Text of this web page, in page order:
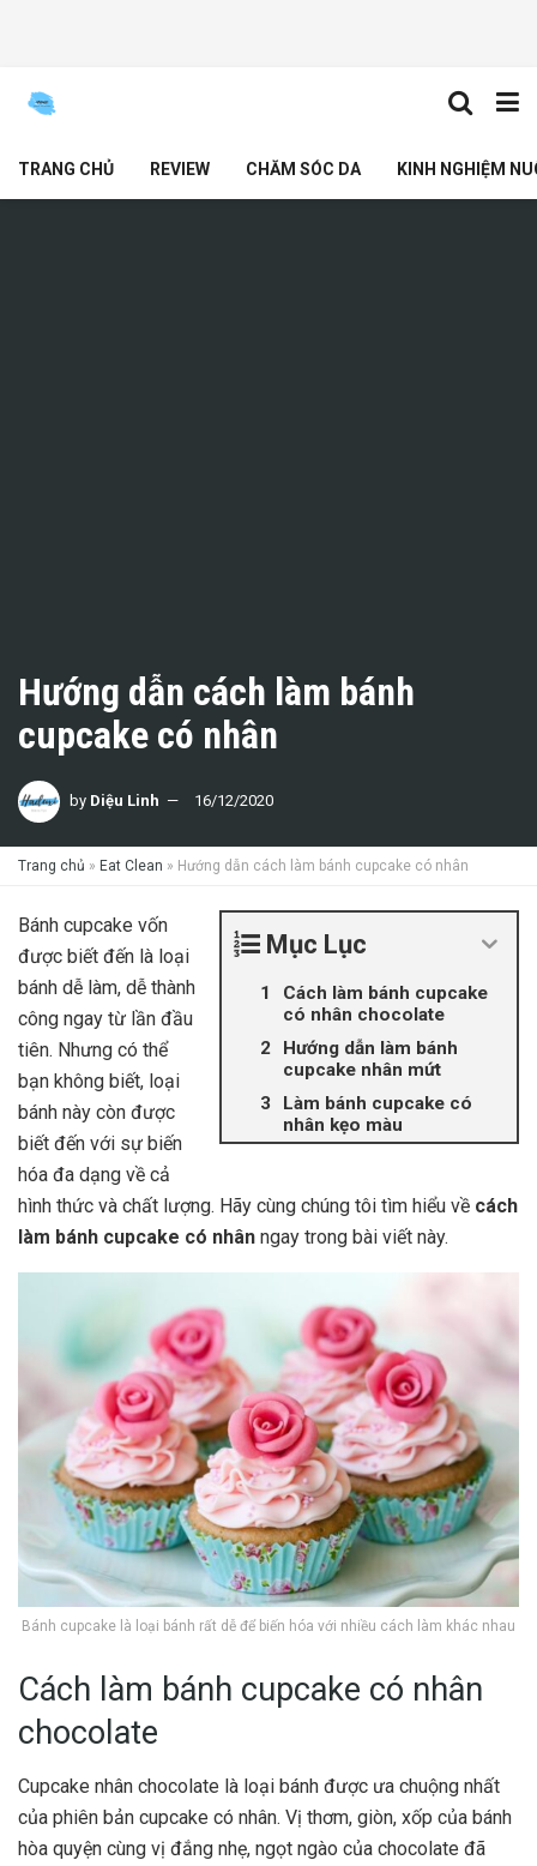
TRANG CHỦ REVIEW CHĂM SÓC DA KINH NGHIỆM
Hướng dẫn cách làm bánh
cupcake có nhân
by Diệu Linh 16/12/2020
Trang chủ » Eat Clean » Hướng dẫn cách làm bánh cupcake có nhân
Mục Lục
Cách làm bánh cupcake
có nhân chocolate
Hướng dẫn làm bánh
cupcake nhân mứt
Làm bánh cupcake có
nhân kẹo màu
Bánh cupcake vốn
được biết đến là loại
bánh dễ làm, dễ thành
công ngay từ lần đầu
tiên. Nhưng có thể
bạn không biết, loại
bánh này còn được
biết đến với sự biến
hóa đa dạng về cả
hình thức và chất lượng. Hãy cùng chúng tôi tìm hiểu về cách
làm bánh cupcake có nhân ngay trong bài viết này.
Bánh cupcake là loại bánh rất dễ để biến hóa với nhiều cách làm khác nhau
Cách làm bánh cupcake có nhân
chocolate
Cupcake nhân chocolate là loại bánh được ưa chuộng nhất
của phiên bản cupcake có nhân. Vị thơm, giòn, xốp của bánh
hòa quyện cùng vị đắng nhẹ, ngọt ngào của chocolate đã